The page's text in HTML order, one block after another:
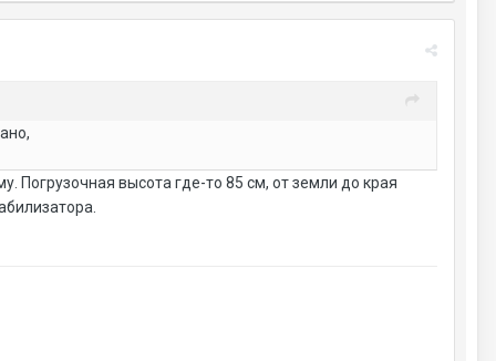
Погрузочная высота где-то 85 см, от земли до края